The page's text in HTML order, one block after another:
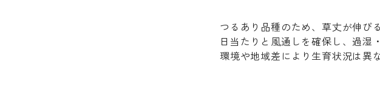
つるあり品種のため、草丈が伸び
日当たりと風通しを確保し、過湿
環境や地域差により生育状況は異